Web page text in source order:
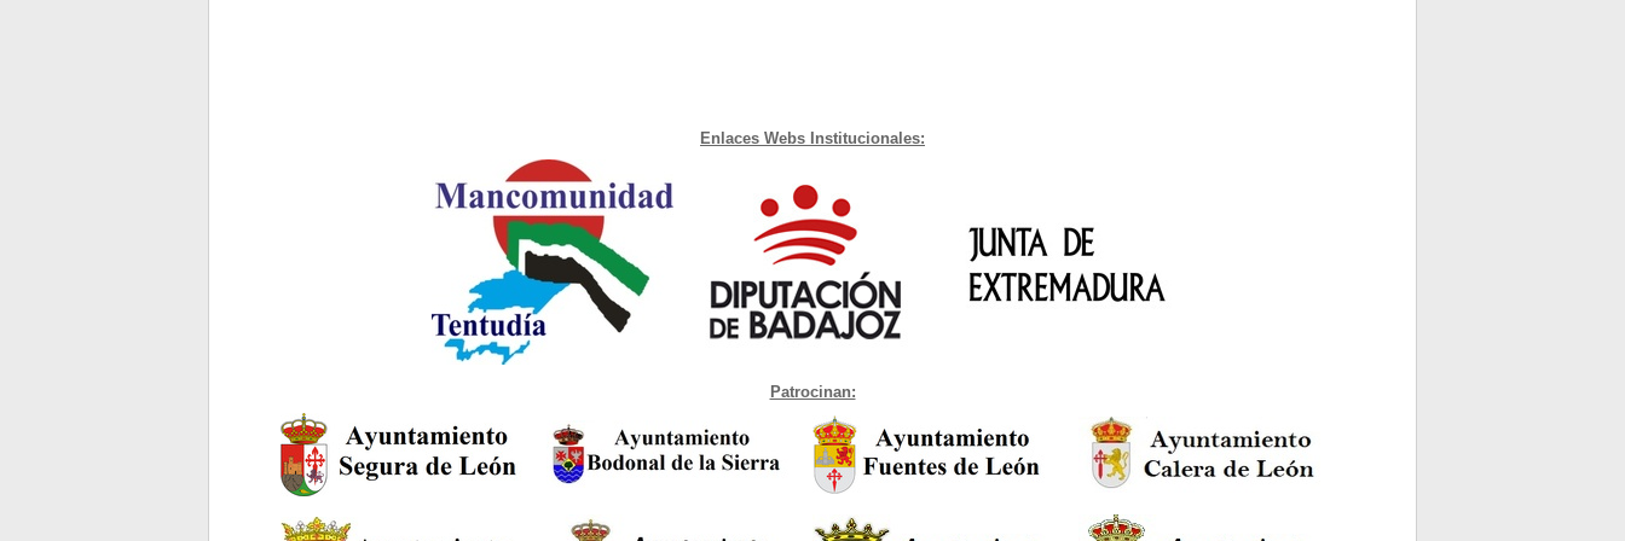
Enlaces Webs Institucionales:
Patrocinan: